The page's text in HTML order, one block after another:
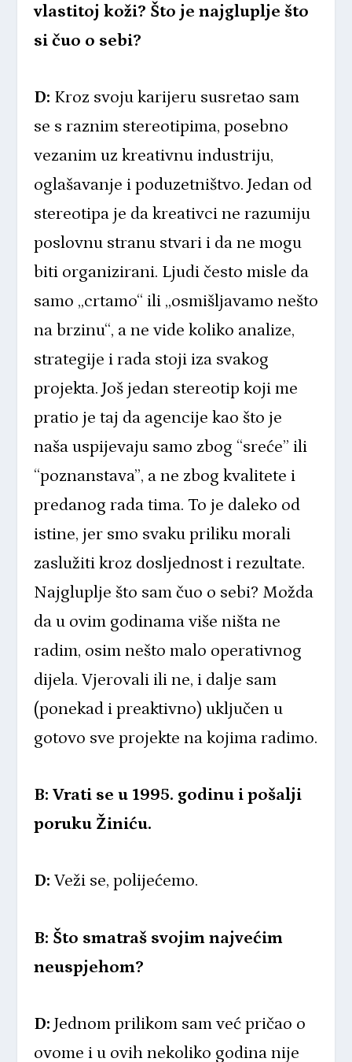
vlastitoj koži? Što je najgluplje što
si čuo o sebi?
D: Kroz svoju karijeru susretao sam
se s raznim stereotipima, posebno
vezanim uz kreativnu industriju,
oglašavanje i poduzetništvo. Jedan od
stereotipa je da kreativci ne razumiju
poslovnu stranu stvari i da ne mogu
biti organizirani. Ljudi često misle da
samo „crtamo“ ili „osmišljavamo nešto
na brzinu“, a ne vide koliko analize,
strategije i rada stoji iza svakog
projekta. Još jedan stereotip koji me
pratio je taj da agencije kao što je
naša uspijevaju samo zbog “sreće” ili
“poznanstava”, a ne zbog kvalitete i
predanog rada tima. To je daleko od
istine, jer smo svaku priliku morali
zaslužiti kroz dosljednost i rezultate.
Najgluplje što sam čuo o sebi? Možda
da u ovim godinama više ništa ne
radim, osim nešto malo operativnog
dijela. Vjerovali ili ne, i dalje sam
(ponekad i preaktivno) uključen u
gotovo sve projekte na kojima radimo.
B: Vrati se u 1995. godinu i pošalji
poruku Žiniću.
D: Veži se, polijećemo.
B: Što smatraš svojim najvećim
neuspjehom?
D: Jednom prilikom sam već pričao o
ovome i u ovih nekoliko godina nije